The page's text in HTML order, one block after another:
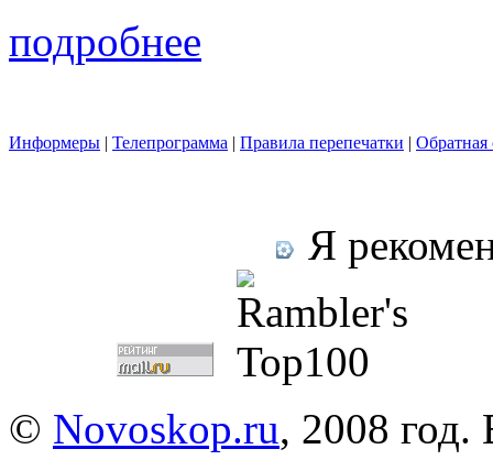
подробнее
Информеры | Телепрограмма | Правила перепечатки | Обратная
Я
© Novoskop.ru, 2008